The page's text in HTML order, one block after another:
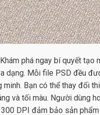
phá ngay bí quyết tạo
dạng. Mỗi file PSD đều
Bạn có thể thay đổi
và tối màu. Người dùng
DPI đảm bảo sản